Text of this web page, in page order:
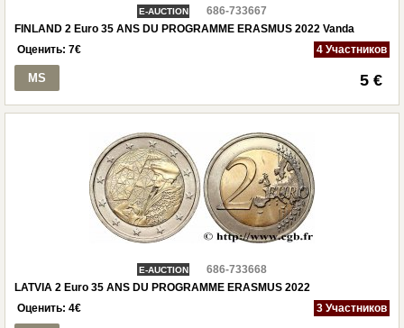
E-AUCTION
686-733667
FINLAND 2 Euro 35 ANS DU PROGRAMME ERASMUS 2022 Vanda
Оценить: 7€ 4 Участников
MS 5 €
E-AUCTION
686-733668
LATVIA 2 Euro 35 ANS DU PROGRAMME ERASMUS 2022
Оценить: 4€ 3 Участников